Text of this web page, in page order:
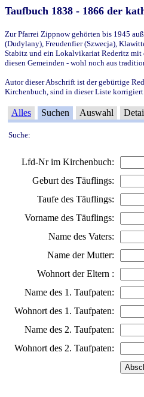
Taufbuch 1838 - 1866 der
Zur Pfarrei Zippnow gehörten bis 1945
(Dudylany), Freudenfier (Szwecja),
Stabitz und ein Lokalvikariat Rederitz mit
diesen Gemeinden - wohl noch aus
Autor dieser Abschrift ist der gebürtige
Kirchenbuch, sind in dieser Liste korrigiert
Alles Suchen Auswahl
Suche:
Lfd-Nr im Kirchenbuch:
Geburt des Täuflings:
Taufe des Täuflings:
Vorname des Täuflings:
Name des Vaters:
Name der Mutter:
Wohnort der Eltern :
Name des 1. Taufpaten:
Wohnort des 1. Taufpaten:
Name des 2. Taufpaten:
Wohnort des 2. Taufpaten: